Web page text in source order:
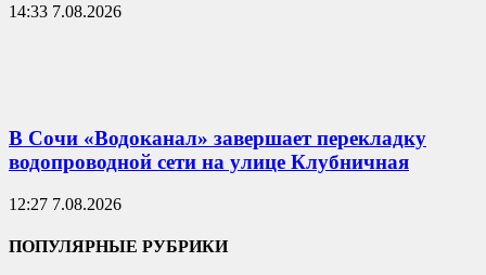
14:33 7.08.2026
В Сочи «Водоканал» завершает перекладку
водопроводной сети на улице Клубничная
12:27 7.08.2026
ПОПУЛЯРНЫЕ РУБРИКИ